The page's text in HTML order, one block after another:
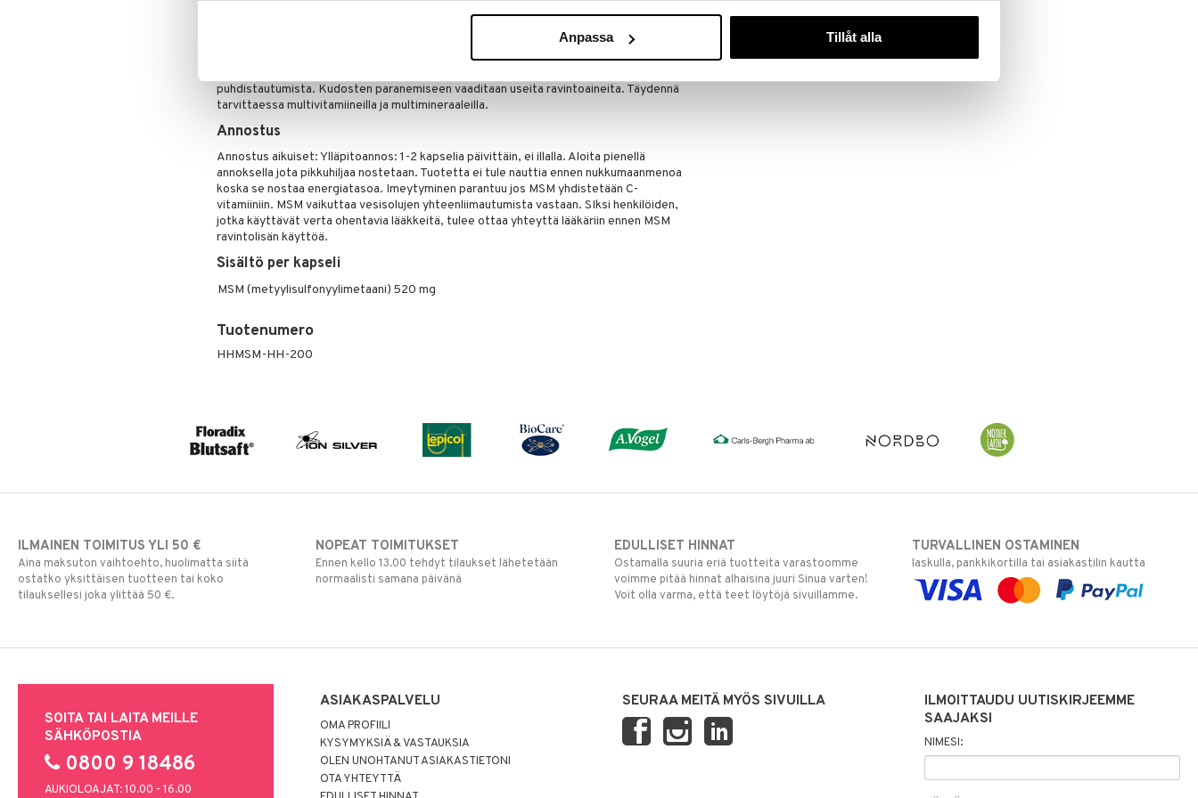
Anpassa Tillåt alla
Aloita aina alhaisella annoksella jota varovasti nostetaan haluttuun. Muutoin voit saada
vatsavaivoja kun suoliston toiminta normalisoituu. Alenna annosta jos ongelmia
puhdistautumista. Kudosten paranemiseen vaaditaan useita ravintoaineita. Täydennä
tarvittaessa multivitamiineilla ja multimineraaleilla.
Annostus
Annostus aikuiset: Ylläpitoannos: 1-2 kapselia päivittäin, ei illalla. Aloita pienellä
annoksella jota pikkuhiljaa nostetaan. Tuotetta ei tule nauttia ennen nukkumaanmenoa
koska se nostaa energiatasoa. Imeytyminen parantuu jos MSM yhdistetään C-
vitamiiniin. MSM vaikuttaa vesisolujen yhteenliimautumista vastaan. SIksi henkilöiden,
jotka käyttävät verta ohentavia lääkkeitä, tulee ottaa yhteyttä lääkäriin ennen MSM
ravintolisän käyttöä.
Sisältö per kapseli
MSM (metyylisulfonyylimetaani) 520 mg
Tuotenumero
HHMSM-HH-200
ILMAINEN TOIMITUS YLI 50 €
Aina maksuton vaihtoehto, huolimatta siitä
ostatko yksittäisen tuotteen tai koko
tilauksellesi joka ylittää 50 €.
NOPEAT TOIMITUKSET
Ennen kello 13.00 tehdyt tilaukset lähetetään
normaalisti samana päivänä
EDULLISET HINNAT
Ostamalla suuria eriä tuotteita varastoomme
voimme pitää hinnat alhaisina juuri Sinua varten!
Voit olla varma, että teet löytöjä sivuillamme.
TURVALLINEN OSTAMINEN
laskulla, pankkikortilla tai asiakastilin kautta
SOITA TAI LAITA MEILLE
SÄHKÖPOSTIA
0800 9 18486
AUKIOLOAJAT: 10.00 - 16.00
ASIAKASPALVELU
OMA PROFIILI
KYSYMYKSIÄ & VASTAUKSIA
OLEN UNOHTANUT ASIAKASTIETONI
OTA YHTEYTTÄ
SEURAA MEITÄ MYÖS SIVUILLA
ILMOITTAUDU UUTISKIRJEEMME
SAAJAKSI
NIMESI: